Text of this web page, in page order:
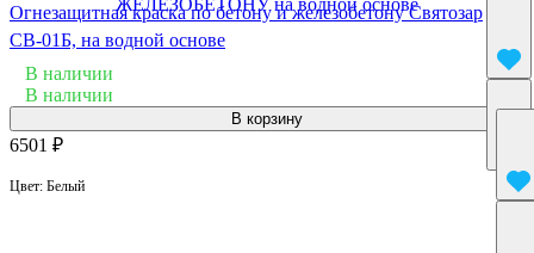
Огнезащитная краска по бетону и железобетону Святозар
СВ-01Б, на водной основе
В наличии
В наличии
В корзину
6501 ₽
Цвет: Белый